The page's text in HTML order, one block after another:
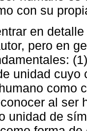
con su
en
pero en
unidad cuyo
como
al ser
unidad de